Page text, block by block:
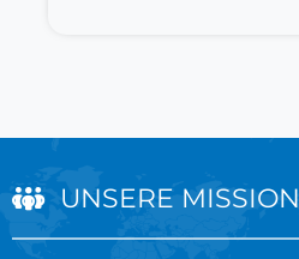
UNSERE MISSION